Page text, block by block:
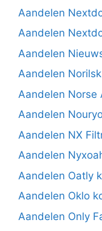
Aandelen
Aandelen
Aandelen
Aandelen
Aandelen Norse
Aandelen
Aandelen NX
Aandelen
Aandelen Oatly
Aandelen Oklo
Aandelen Only